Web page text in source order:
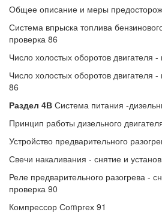
Общее описание и меры
Система впрыска топлива
проверка 86
Число холостых оборотов двигателя -
Число холостых оборотов двигателя -
86
Раздел 4В Система питания -
Принцип работы дизельного
Устройство предварительного
Свечи накаливания - снятие и
Реле предварительного разогрева -
проверка 90
Компрессор Соmргех 91